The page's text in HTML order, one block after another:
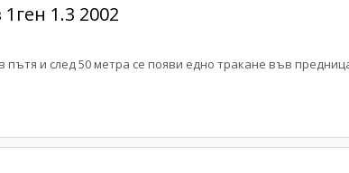
1.3 2002
и след 50 метра се появи едно тракане във